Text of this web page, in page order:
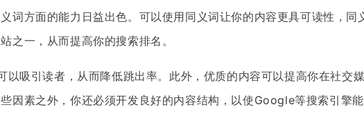
方面的能力日益出色。可以使用同义词让你的内容更具可读性，同
之一，从而提高你的搜索排名。
以吸引读者，从而降低跳出率。此外，优质的内容可以提高你在社交
因素之外，你还必须开发良好的内容结构，以使Google等搜索引擎